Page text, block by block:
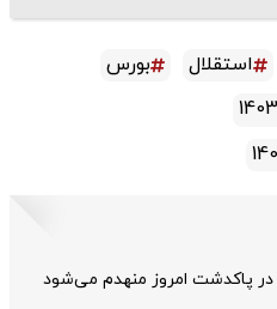
استقلال
بورس
پاکدشت امروز منهدم می‌شود